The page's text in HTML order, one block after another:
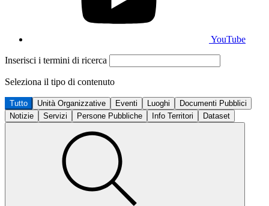
YouTube
Inserisci i termini di ricerca
Seleziona il tipo di contenuto
Tutto Unità Organizzative Eventi Luoghi
Documenti Pubblici
Notizie
Servizi Persone Pubbliche Info Territori Dataset